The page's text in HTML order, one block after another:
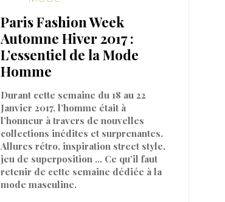
Paris Fashion Week
Automne Hiver 2017 :
L’essentiel de la Mode
Homme
Durant cette semaine du 18 au 22
Janvier 2017, l’homme était à
l’honneur à travers de nouvelles
collections inédites et surprenantes.
Allures rétro, inspiration street style,
jeu de superposition … Ce qu’il faut
retenir de cette semaine dédiée à la
mode masculine.